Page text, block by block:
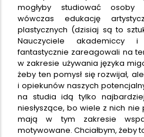
mogłyby studiować osoby
wówczas edukację
plastycznych (dzisiaj są to
Nauczyciele akademiccy i
fantastycznie zareagowali na
w zakresie używania języka
żeby ten pomysł się rozwijał,
i opiekunów naszych
na studia idą tylko
niesłyszące, bo wiele z nich
mają w tym zakresie
motywowane. Chciałbym, żeby